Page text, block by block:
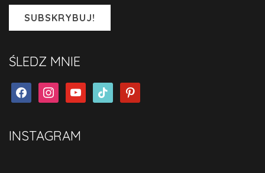
ŚLEDZ MNIE
facebookinstagramyoutubetiktok pinterest
INSTAGRAM